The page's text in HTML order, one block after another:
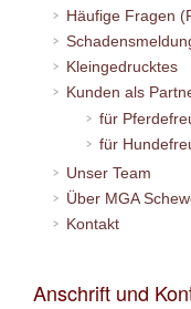
Häufige Fragen
Kleingedrucktes
Kunden als
für
für
Unser Team
Über MGA
Kontakt
Anschrift und